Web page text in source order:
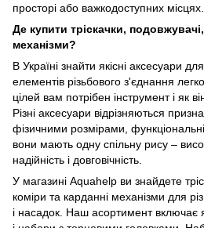
просторі або важкодоступних місцях.
Де купити тріскачки,
механізми?
В Україні знайти якісні аксесуари
елементів різьбового з'єднання
цілей вам потрібен інструмент і як
Різні аксесуари відрізняються
фізичними розмірами,
вони мають одну спільну рису –
надійність і довговічність.
У магазині Aquahelp ви знайдете
коміри та карданні механізми для
і насадок. Наш асортимент включає